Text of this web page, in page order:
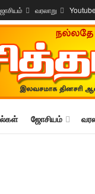
வரலாறு Youtube
ஜோசியம்